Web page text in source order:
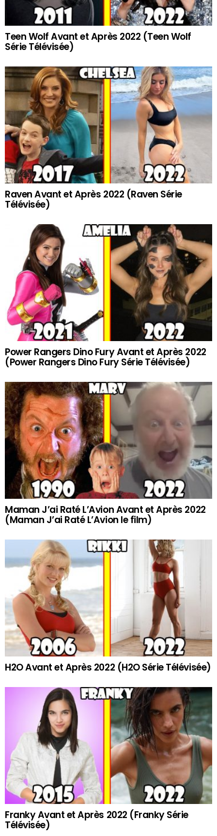
Teen Wolf Avant et Après 2022 (Teen Wolf
Série Télévisée)
Raven Avant et Après 2022 (Raven Série
Télévisée)
Power Rangers Dino Fury Avant et Après 2022
(Power Rangers Dino Fury Série Télévisée)
Maman J’ai Raté L’Avion Avant et Après 2022
(Maman J’ai Raté L’Avion le film)
H2O Avant et Après 2022 (H2O Série Télévisée)
Franky Avant et Après 2022 (Franky Série
Télévisée)